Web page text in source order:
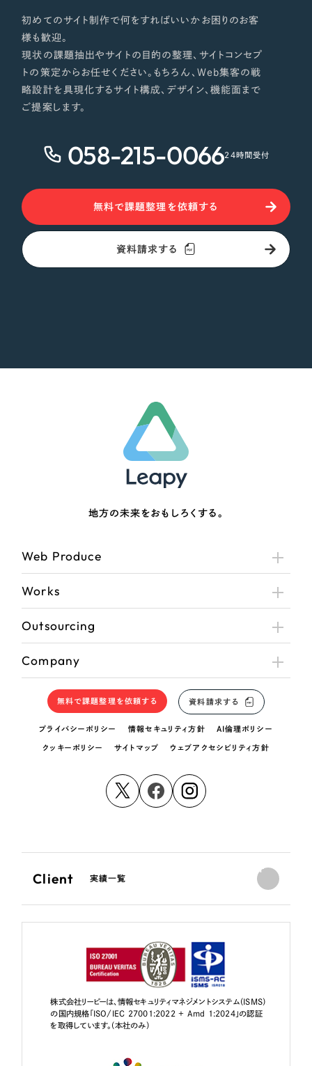
初めてのサイト制作で何をすればいいかお困りのお客
様も歓迎。
現状の課題抽出やサイトの目的の整理、サイトコンセプ
トの策定からお任せください。もちろん、Web集客の戦
略設計を具現化するサイト構成、デザイン、機能面まで
ご提案します。
058-215-006624時間受付
無料で課題整理を依頼する
資料請求する
地方の未来をおもしろくする。
Web Produce
Works
Outsourcing
Company
無料で課題整理を依頼する 資料請求する
プライバシーポリシー 情報セキュリティ方針 AI倫理ポリシー
クッキーポリシー サイトマップ ウェブアクセシビリティ方針
Client 実績一覧
株式会社リーピーは、情報セキュリティマネジメントシステム（ISMS）
の国内規格「ISO/IEC 27001:2022 + Amd 1:2024」の認証
を取得しています。（本社のみ）